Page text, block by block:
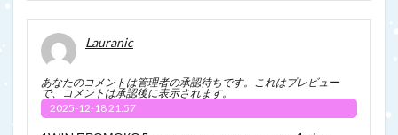
Lauranic
あなたのコメントは管理者の承認待ちです。これはプレビュー
で、コメントは承認後に表示されます。
2025-12-18 21:57